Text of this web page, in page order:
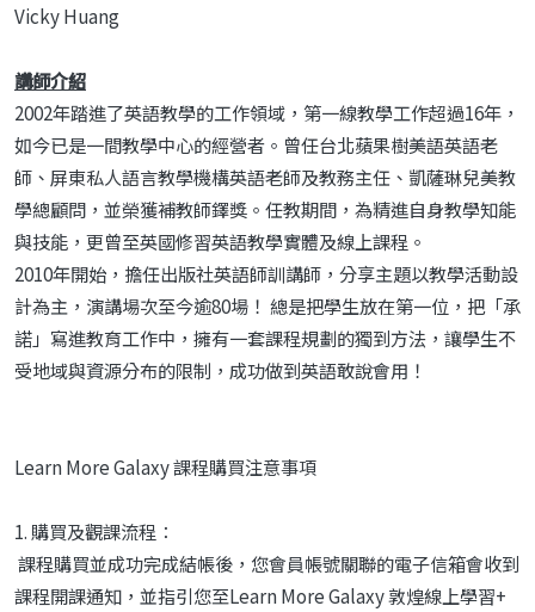
Vicky Huang
講師介紹
2002年踏進了英語教學的工作領域，第一線教學工作超過16年，
如今已是一間教學中心的經營者。曾任台北蘋果樹美語英語老
師、屏東私人語言教學機構英語老師及教務主任、凱薩琳兒美教
學總顧問，並榮獲補教師鐸獎。任教期間，為精進自身教學知能
與技能，更曾至英國修習英語教學實體及線上課程。
2010年開始，擔任出版社英語師訓講師，分享主題以教學活動設
計為主，演講場次至今逾80場！ 總是把學生放在第一位，把「承
諾」寫進教育工作中，擁有一套課程規劃的獨到方法，讓學生不
受地域與資源分布的限制，成功做到英語敢說會用！
Learn More Galaxy 課程購買注意事項
1. 購買及觀課流程：
課程購買並成功完成結帳後，您會員帳號關聯的電子信箱會收到
課程開課通知，並指引您至Learn More Galaxy 敦煌線上學習+